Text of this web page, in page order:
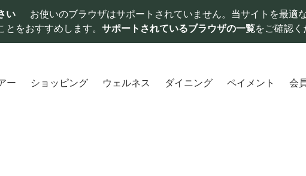
い
お使いのブラウザはサポートされていません。当サイトを最適
をおすすめします。 サポートされているブラウザの一覧をご確認く
ー ショッピング ウェルネス ダイニング ペイメント 会